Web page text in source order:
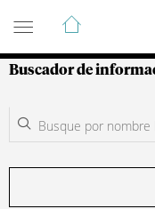
Guía de
Buscador de